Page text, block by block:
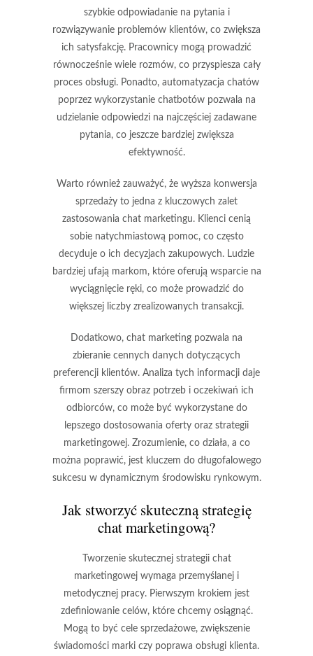
szybkie odpowiadanie na pytania i
rozwiązywanie problemów klientów, co zwiększa
ich satysfakcję. Pracownicy mogą prowadzić
równocześnie wiele rozmów, co przyspiesza cały
proces obsługi. Ponadto, automatyzacja chatów
poprzez wykorzystanie chatbotów pozwala na
udzielanie odpowiedzi na najczęściej zadawane
pytania, co jeszcze bardziej zwiększa
efektywność.
Warto również zauważyć, że wyższa konwersja
sprzedaży to jedna z kluczowych zalet
zastosowania chat marketingu. Klienci cenią
sobie natychmiastową pomoc, co często
decyduje o ich decyzjach zakupowych. Ludzie
bardziej ufają markom, które oferują wsparcie na
wyciągnięcie ręki, co może prowadzić do
większej liczby zrealizowanych transakcji.
Dodatkowo, chat marketing pozwala na
zbieranie cennych danych dotyczących
preferencji klientów. Analiza tych informacji daje
firmom szerszy obraz potrzeb i oczekiwań ich
odbiorców, co może być wykorzystane do
lepszego dostosowania oferty oraz strategii
marketingowej. Zrozumienie, co działa, a co
można poprawić, jest kluczem do długofalowego
sukcesu w dynamicznym środowisku rynkowym.
Jak stworzyć skuteczną strategię
chat marketingową?
Tworzenie skutecznej strategii chat
marketingowej wymaga przemyślanej i
metodycznej pracy. Pierwszym krokiem jest
zdefiniowanie celów, które chcemy osiągnąć.
Mogą to być cele sprzedażowe, zwiększenie
świadomości marki czy poprawa obsługi klienta.